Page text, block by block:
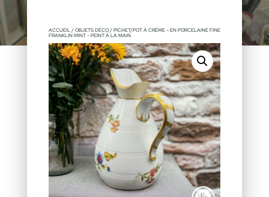
ACCUEIL/ OBJETS DÉCO/ PICHET/POT À CRÈME – EN PORCELAINE FINE
FRANKLIN MINT – PEINT À LA MAIN